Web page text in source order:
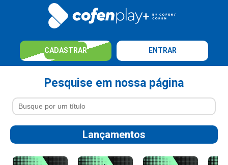
CADASTRAR ENTRAR
Pesquise em nossa página
Lançamentos